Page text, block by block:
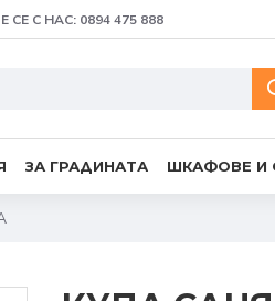
СЕ С НАС: 0894 475 888
ЗА ГРАДИНАТА ШКАФОВЕ И